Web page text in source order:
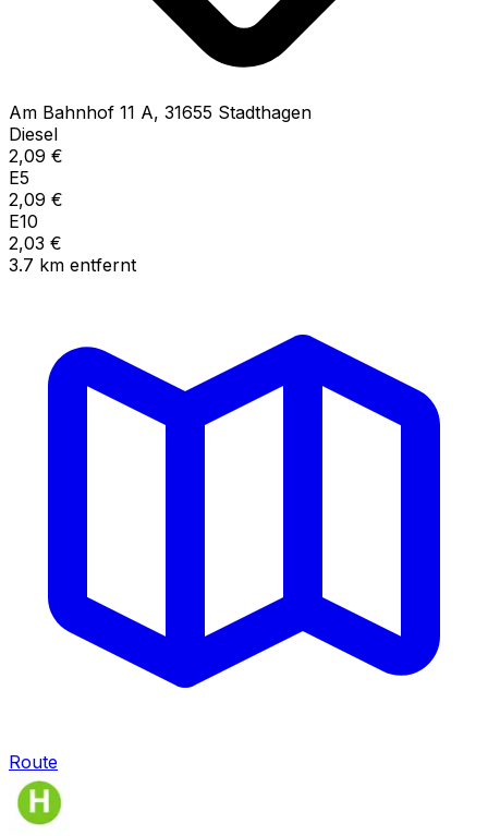
Am Bahnhof 11 A, 31655 Stadthagen
Diesel
2,09 €
E5
2,09 €
E10
2,03 €
3.7 km entfernt
Route